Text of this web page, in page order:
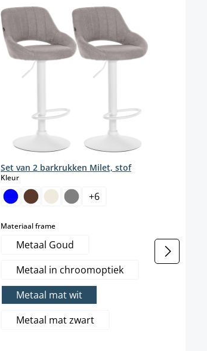
Set van 2 barkrukken Milet, stof
Kleurselect
+6
Materiaal frameselect
Metaal Goud
Metaal in chroomoptiek
Metaal mat wit
Metaal mat zwart